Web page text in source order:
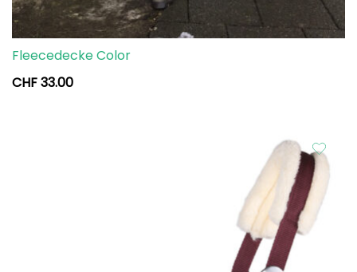
Fleecedecke Color
CHF33.00